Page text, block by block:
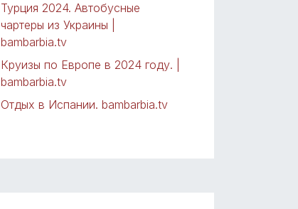
Турция 2024. Автобусные
чартеры из Украины |
bambarbia.tv
Круизы по Европе в 2024 году. |
bambarbia.tv
Отдых в Испании. bambarbia.tv